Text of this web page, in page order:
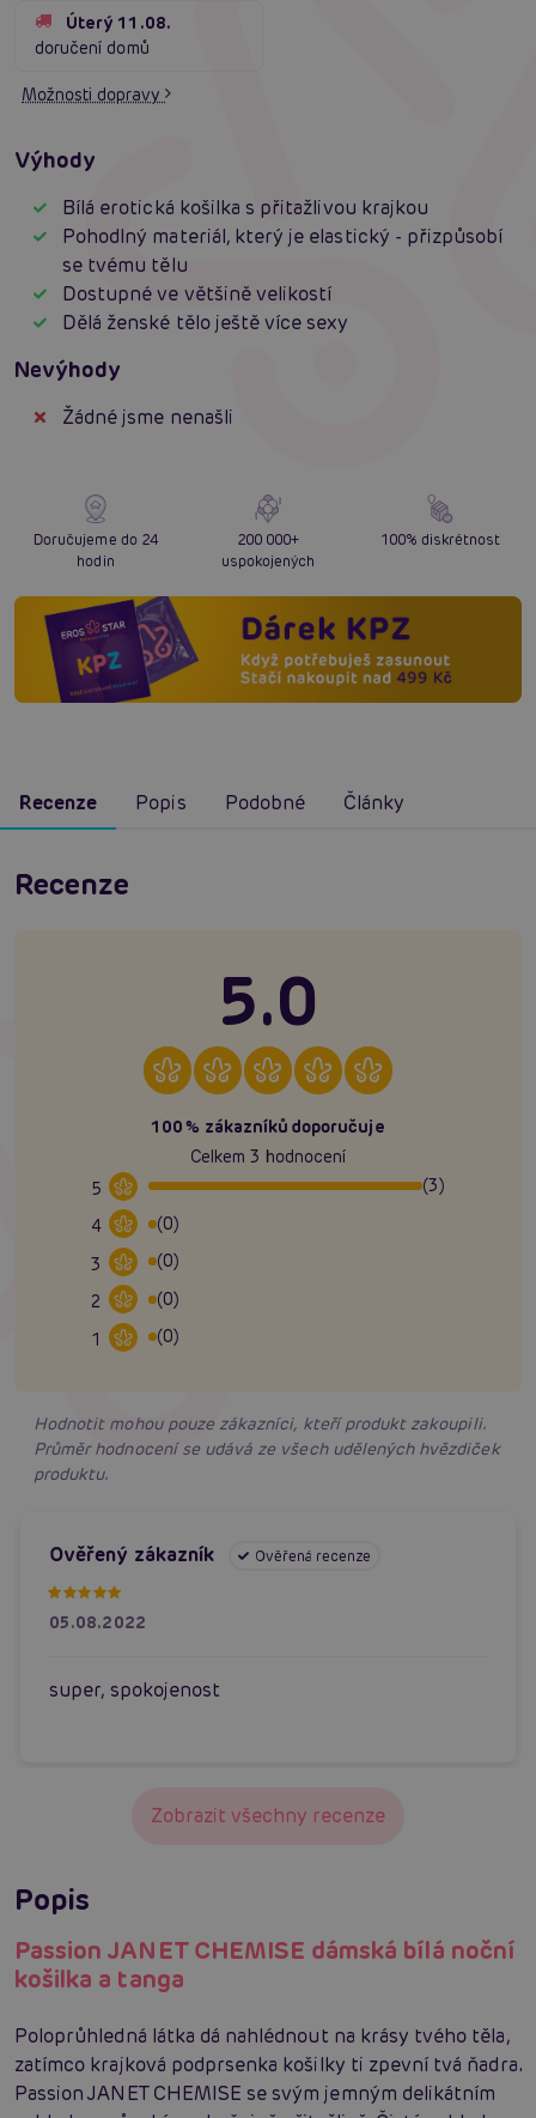
Úterý 11.08.
doručení domů
Možnosti dopravy
Výhody
Bílá erotická košilka s přitažlivou krajkou
Pohodlný materiál, který je elastický - přizpůsobí
se tvému tělu
Dostupné ve většině velikostí
Dělá ženské tělo ještě více sexy
Nevýhody
Žádné jsme nenašli
Doručujeme do 24
hodin
200 000+
uspokojených
100% diskrétnost
Recenze Popis Podobné Články
Recenze
5.0
100% zákazníků doporučuje
Celkem 3 hodnocení
5
(3)
4
(0)
3
(0)
2
(0)
1
(0)
Hodnotit mohou pouze zákazníci, kteří produkt zakoupili.
Průměr hodnocení se udává ze všech udělených hvězdiček
produktu.
Ověřený zákazník Ověřená recenze
05.08.2022
super, spokojenost
Zobrazit všechny recenze
Popis
Passion JANET CHEMISE dámská bílá noční
košilka a tanga
Poloprůhledná látka dá nahlédnout na krásy tvého těla,
zatímco krajková podprsenka košilky ti zpevní tvá ňadra.
Passion JANET CHEMISE se svým jemným delikátním